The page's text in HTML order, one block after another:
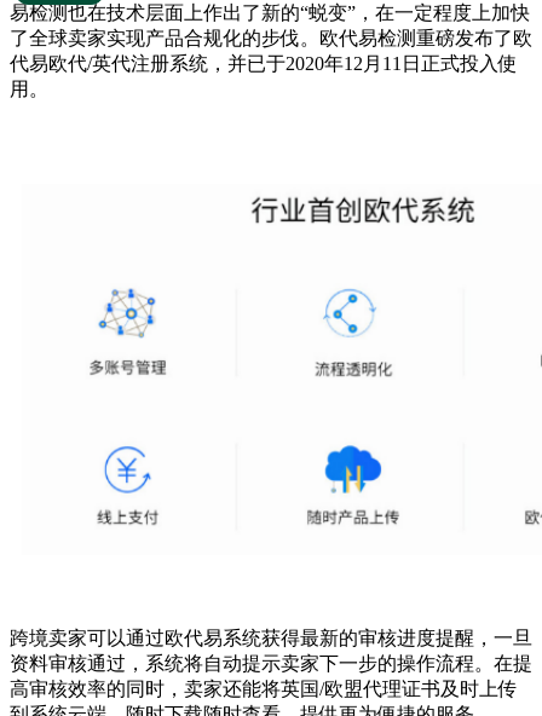
易检测也在技术层面上作出了新的“蜕变”，在一定程度上加快
了全球卖家实现产品合规化的步伐。欧代易检测重磅发布了欧
代易欧代/英代注册系统，并已于2020年12月11日正式投入使
用。
跨境卖家可以通过欧代易系统获得最新的审核进度提醒，一旦
资料审核通过，系统将自动提示卖家下一步的操作流程。在提
高审核效率的同时，卖家还能将英国/欧盟代理证书及时上传